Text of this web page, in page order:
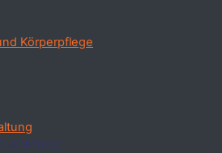
Körperpflege